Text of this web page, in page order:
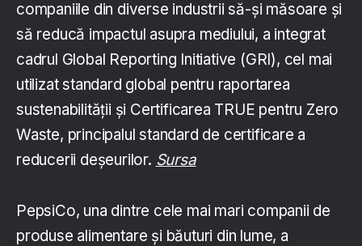
companiile din diverse industrii să-și măsoare și
să reducă impactul asupra mediului, a integrat
cadrul Global Reporting Initiative (GRI), cel mai
utilizat standard global pentru raportarea
sustenabilității și Certificarea TRUE pentru Zero
Waste, principalul standard de certificare a
reducerii deșeurilor. Sursa
PepsiCo, una dintre cele mai mari companii de
produse alimentare și băuturi din lume, a